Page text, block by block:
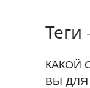
Теги
КАКОЙ
ВЫ ДЛЯ